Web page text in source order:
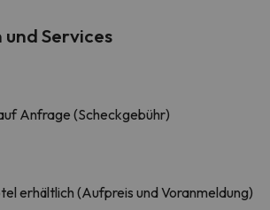
Services
Anfrage (Scheckgebühr)
erhältlich (Aufpreis und Voranmeldung)